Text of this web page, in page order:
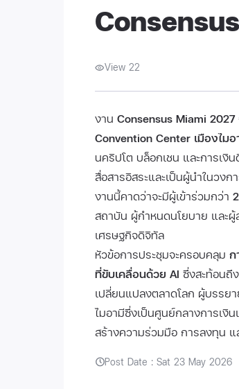
View 22
งาน Consensus Miami 2027
Convention Center เมืองไม
นคริปโต บล็อกเชน และการเงิ
สื่อสารอิสระและเป็นผู้นำในวงก
งานนี้คาดว่าจะมีผู้เข้าร่วมกว่า
สถาบัน ผู้กำหนดนโยบาย และ
เศรษฐกิจดิจิทัล
หัวข้อการประชุมจะครอบคลุม ก
ที่ขับเคลื่อนด้วย AI ซึ่งสะท้อนถึ
เปลี่ยนแปลงตลาดโลก ผู้บรรย
ไมอามีซึ่งเป็นศูนย์กลางการเงิ
สร้างความร่วมมือ การลงทุน
Post Date : Sat 23 May 2026